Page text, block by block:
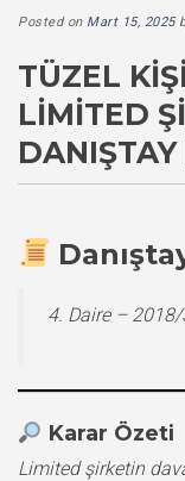
Posted on Mart 15, 2025
TÜZEL
LIMITED
DANIŞTAY
4. Daire –
Karar Özeti
Limited şirketin